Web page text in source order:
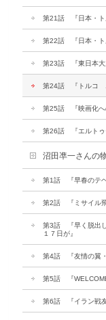
第21話 『日本・ト
第22話 『日本・ト
第23話 『東日本大
第24話 『トルコ
第25話 『映画化へ
第26話 『エルトゥ
沼田凖一さんの
第1話 『早春のテヘ
第2話 『ミサイル
第3話 『早く脱出
１７日が』
第4話 『友情の翼・
第5話 『
第6話 『イラン戦友